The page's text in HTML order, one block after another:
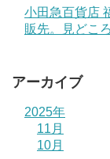
小田急百貨店
販先。見どこ
アーカイブ
2025年
11月
10月